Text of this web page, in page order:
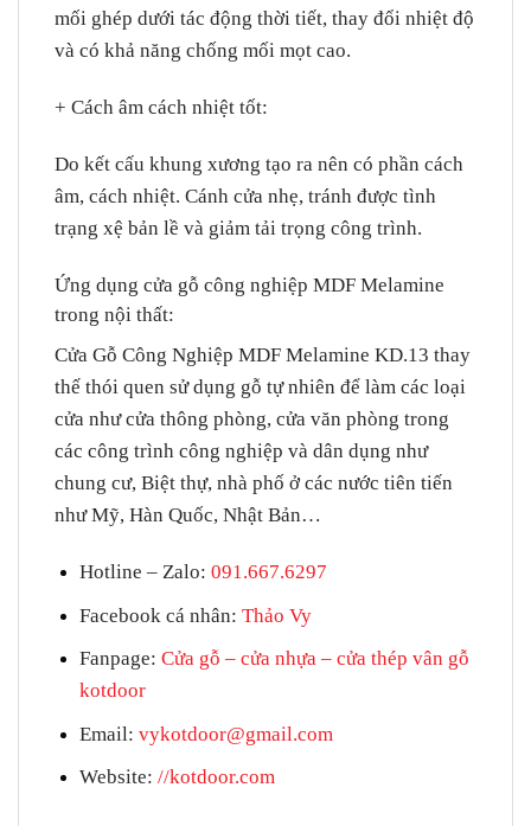
mối ghép dưới tác động thời tiết, thay đổi nhiệt độ
và có khả năng chống mối mọt cao.
+ Cách âm cách nhiệt tốt:
Do kết cấu khung xương tạo ra nên có phần cách
âm, cách nhiệt. Cánh cửa nhẹ, tránh được tình
trạng xệ bản lề và giảm tải trọng công trình.
Ứng dụng cửa gỗ công nghiệp MDF Melamine
trong nội thất:
Cửa Gỗ Công Nghiệp MDF Melamine KD.13 thay
thế thói quen sử dụng gỗ tự nhiên để làm các loại
cửa như cửa thông phòng, cửa văn phòng trong
các công trình công nghiệp và dân dụng như
chung cư, Biệt thự, nhà phố ở các nước tiên tiến
như Mỹ, Hàn Quốc, Nhật Bản…
Hotline – Zalo: 091.667.6297
Facebook cá nhân: Thảo Vy
Fanpage: Cửa gỗ – cửa nhựa – cửa thép vân gỗ
kotdoor
Email: vykotdoor@gmail.com
Website: //kotdoor.com